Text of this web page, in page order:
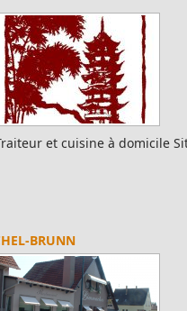
CARREFOUR EXPRESS
MULTI ELECTRO